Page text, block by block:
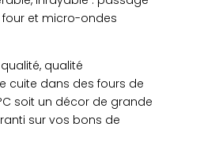
four et micro-ondes
qualité
cuite dans des fours de
soit un décor de grande
sur vos bons de